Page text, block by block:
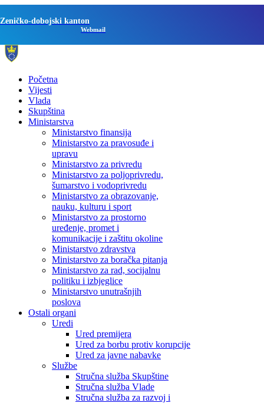
Zeničko-dobojski kanton
Webmail
Početna
Vijesti
Vlada
Skupština
Ministarstva
Ministarstvo finansija
Ministarstvo za pravosuđe i
upravu
Ministarstvo za privredu
Ministarstvo za poljoprivredu,
šumarstvo i vodoprivredu
Ministarstvo za obrazovanje,
nauku, kulturu i sport
Ministarstvo za prostorno
uređenje, promet i
komunikacije i zaštitu okoline
Ministarstvo zdravstva
Ministarstvo za boračka pitanja
Ministarstvo za rad, socijalnu
politiku i izbjeglice
Ministarstvo unutrašnjih
poslova
Ostali organi
Uredi
Ured premijera
Ured za borbu protiv korupcije
Ured za javne nabavke
Službe
Stručna služba Skupštine
Stručna služba Vlade
Stručna služba za razvoj i